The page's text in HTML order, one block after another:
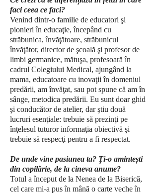
faci ceea ce faci?
Venind dintr-o familie de educatori şi
pionieri în educaţie, începând cu
străbunica, învăţătoare, străbunicul
învăţător, director de şcoală şi profesor de
limbi germanice, mătuşa, profesoară în
cadrul Colegiului Medical, ajungând la
mama, educatoare cu inovaţii în domeniul
predării, am învăţat, sau pot spune că am în
sânge, metodica predării. Eu sunt doar ghid
şi conducător de atelier, dar ştiu două
lucruri esenţiale: trebuie să prezinţi pe
înţelesul tuturor informaţia obiectivă şi
trebuie să respecţi pentru a fi respectat.
De unde vine pasiunea ta? Ți-o amintești
din copilărie, de la cineva anume?
Totul a început de la Nenea de la Biserică,
cel care mi-a pus în mână o carte veche în